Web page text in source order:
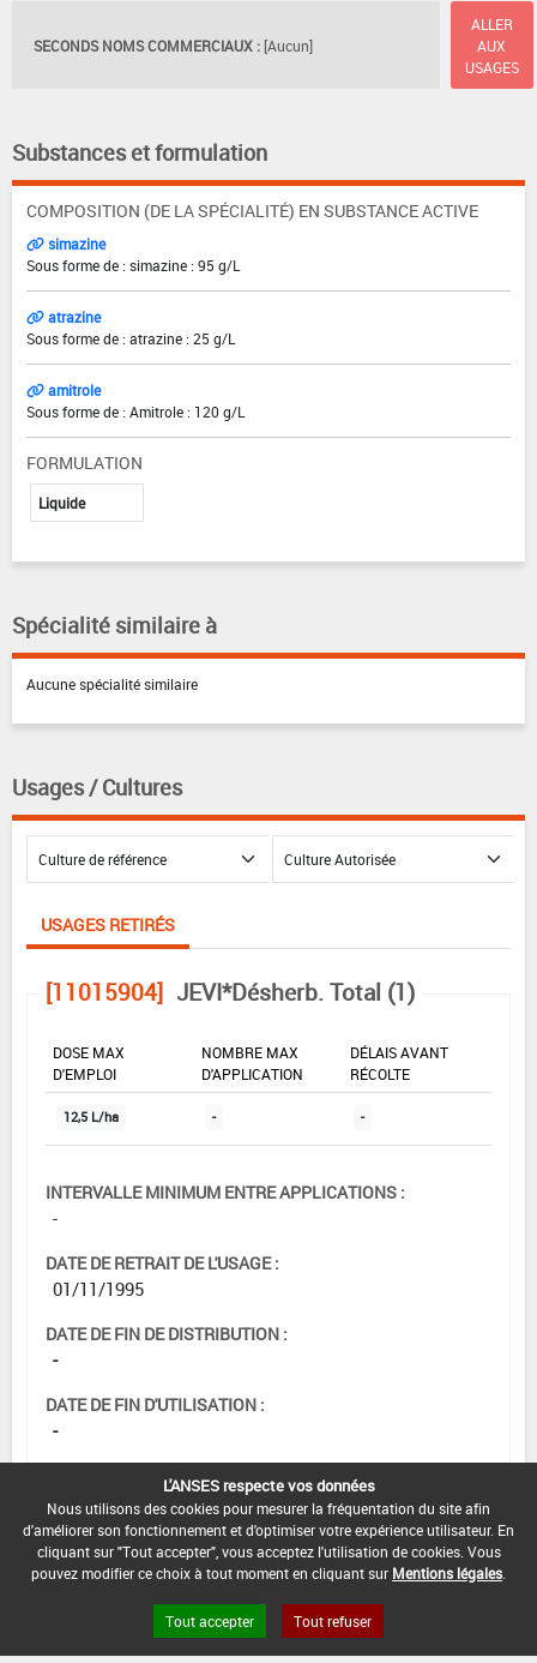
SECONDS NOMS COMMERCIAUX : [Aucun]
ALLER
AUX
USAGES
Substances et formulation
COMPOSITION (DE LA SPÉCIALITÉ) EN SUBSTANCE ACTIVE
simazine
Sous forme de : simazine : 95 g/L
atrazine
Sous forme de : atrazine : 25 g/L
amitrole
Sous forme de : Amitrole : 120 g/L
FORMULATION
Liquide
Spécialité similaire à
Aucune spécialité similaire
Usages / Cultures
USAGES RETIRÉS
[11015904] JEVI*Désherb. Total (1)
DOSE MAX
D'EMPLOI
NOMBRE MAX
D'APPLICATION
DÉLAIS AVANT
RÉCOLTE
12,5 L/ha - -
INTERVALLE MINIMUM ENTRE APPLICATIONS :
-
DATE DE RETRAIT DE L'USAGE :
01/11/1995
DATE DE FIN DE DISTRIBUTION :
-
DATE DE FIN D'UTILISATION :
-
L'ANSES respecte vos données
Nous utilisons des cookies pour mesurer la fréquentation du site afin
d'améliorer son fonctionnement et d'optimiser votre expérience utilisateur. En
cliquant sur "Tout accepter", vous acceptez l'utilisation de cookies. Vous
pouvez modifier ce choix à tout moment en cliquant sur Mentions légales
Tout accepter Tout refuser